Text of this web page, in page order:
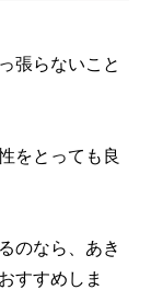
張らないこと
をとっても良
のなら、あき
すすめしま